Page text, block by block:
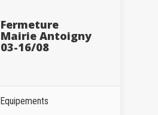
Fermeture
Mairie Antoigny
03-16/08
Equipements